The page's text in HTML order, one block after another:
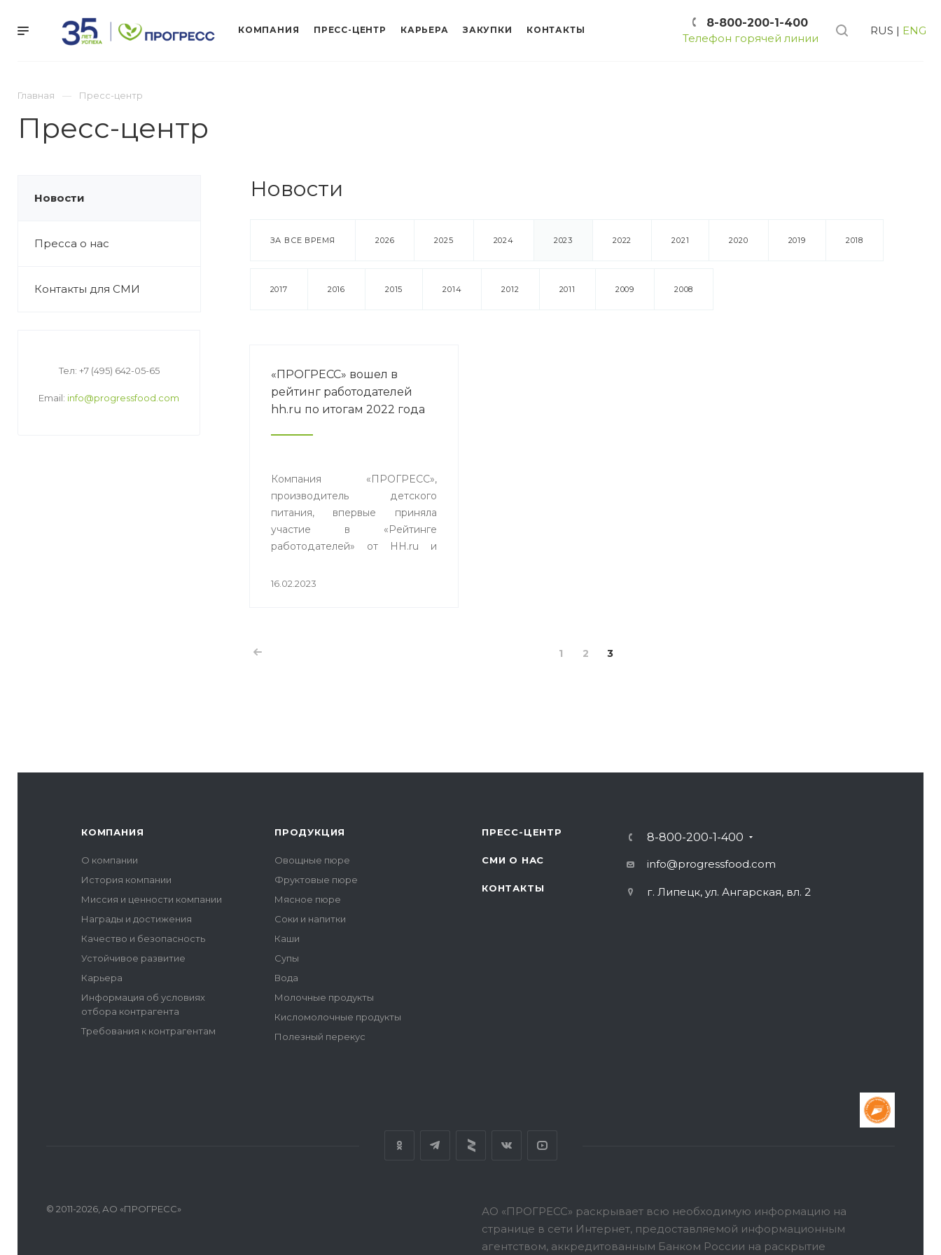
RUS | ENG
8-800-200-1-400
Телефон горячей линии
КОМПАНИЯ ПРЕСС-ЦЕНТР КАРЬЕРА ЗАКУПКИ КОНТАКТЫ
Главная Пресс-центр
Пресс-центр
Новости
Пресса о нас
Контакты для СМИ
Тел: +7 (495) 642-05-65
Email: info@progressfood.com
Новости
ЗА ВСЕ ВРЕМЯ 2026 2025 2024 2023 2022 2021 2020 2019 2018
2017 2016 2015 2014 2012 2011 2009 2008
«ПРОГРЕСС» вошел в
рейтинг работодателей
hh.ru по итогам 2022 года
Компания «ПРОГРЕСС»,
производитель детского
питания, впервые приняла
участие в «Рейтинге
работодателей» от HH.ru и
компании». В опросе
16.02.2023
1 2 3
КОМПАНИЯ
О компании
История компании
Миссия и ценности компании
Награды и достижения
Качество и безопасность
Устойчивое развитие
Карьера
Информация об условиях
отбора контрагента
Требования к контрагентам
ПРОДУКЦИЯ
Овощные пюре
Фруктовые пюре
Мясное пюре
Соки и напитки
Каши
Супы
Вода
Молочные продукты
Кисломолочные продукты
Полезный перекус
ПРЕСС-ЦЕНТР
СМИ О НАС
КОНТАКТЫ
8-800-200-1-400
info@progressfood.com
г. Липецк, ул. Ангарская, вл. 2
АО «ПРОГРЕСС» раскрывает всю необходимую информацию на
странице в сети Интернет, предоставляемой информационным
агентством, аккредитованным Банком России на раскрытие
© 2011-2026, АО «ПРОГРЕСС»